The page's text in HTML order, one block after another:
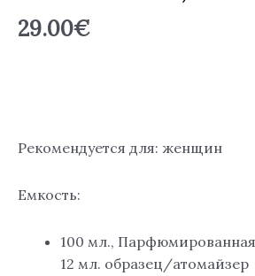
29.00€
Рекомендуется для: женщин
Емкость:
100 мл.,
12 мл. образец/атомайзер
EDP